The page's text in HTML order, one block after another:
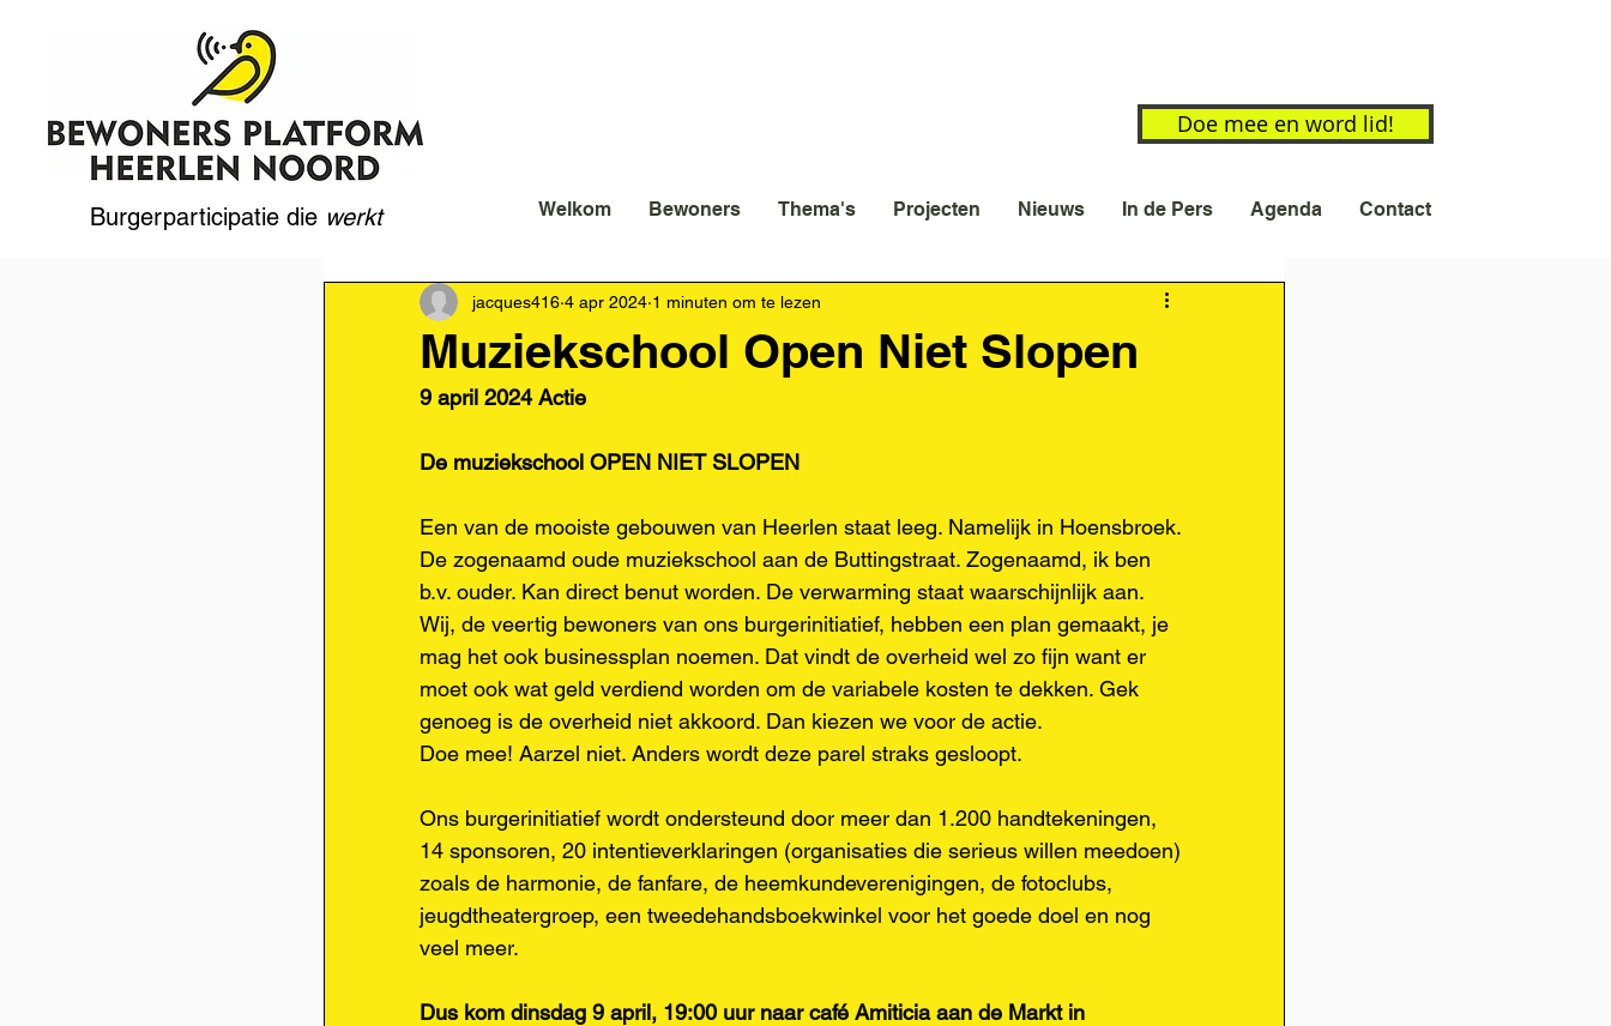
Burgerparticipatie die werkt
Doe mee en word lid!
Welkom Bewoners Thema's Projecten Nieuws In de Pers Agenda Contact
Muziekschool Open Niet Slopen
jacques416 4 apr 2024 1 minuten om te lezen
9 april 2024 Actie
De muziekschool OPEN NIET SLOPEN
Een van de mooiste gebouwen van Heerlen staat leeg. Namelijk in Hoensbroek.
De zogenaamd oude muziekschool aan de Buttingstraat. Zogenaamd, ik ben
b.v. ouder. Kan direct benut worden. De verwarming staat waarschijnlijk aan.
Wij, de veertig bewoners van ons burgerinitiatief, hebben een plan gemaakt, je
mag het ook businessplan noemen. Dat vindt de overheid wel zo fijn want er
moet ook wat geld verdiend worden om de variabele kosten te dekken. Gek
genoeg is de overheid niet akkoord. Dan kiezen we voor de actie.
Doe mee! Aarzel niet. Anders wordt deze parel straks gesloopt.
Ons burgerinitiatief wordt ondersteund door meer dan 1.200 handtekeningen,
14 sponsoren, 20 intentieverklaringen (organisaties die serieus willen meedoen)
zoals de harmonie, de fanfare, de heemkundeverenigingen, de fotoclubs,
jeugdtheatergroep, een tweedehandsboekwinkel voor het goede doel en nog
veel meer.
Dus kom dinsdag 9 april, 19:00 uur naar café Amiticia aan de Markt in